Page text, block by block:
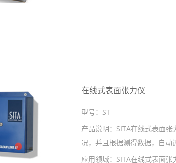
在线式表面张力仪
型号： ST
产品说明： SITA在线式表面
况，并且根据测得数据，自动
应用领域： SITA在线式表面